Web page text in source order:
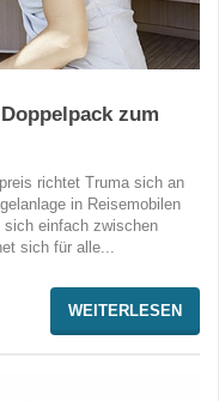
zum
richtet Truma sich an
in Reisemobilen
sich einfach zwischen
sich für alle...
WEITERLESEN